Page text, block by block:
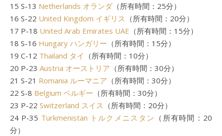
15 S-13 Netherlands オランダ （所有時間：25分）
16 S-22 United Kingdom イギリス （所有時間：20分）
17 P-18 United Arab Emirates UAE （所有時間：15分）
18 S-16 Hungary ハンガリー （所有時間：15分）
19 C-12 Thailand タイ （所有時間：10分）
20 P-23 Austria オーストリア （所有時間：30分）
21 S-21 Romania ルーマニア （所有時間：30分）
22 S-8 Belgium ベルギー （所有時間：30分）
23 P-22 Switzerland スイス （所有時間：20分）
24 P-35 Turkmenistan トルクメニスタン （所有時間：20
分）